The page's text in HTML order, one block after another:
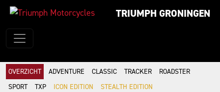
TRIUMPH GRONINGEN
OVERZICHT ADVENTURE CLASSIC TRACKER
ROADSTER
SPORT
TXP ICON EDITION
STEALTH EDITION